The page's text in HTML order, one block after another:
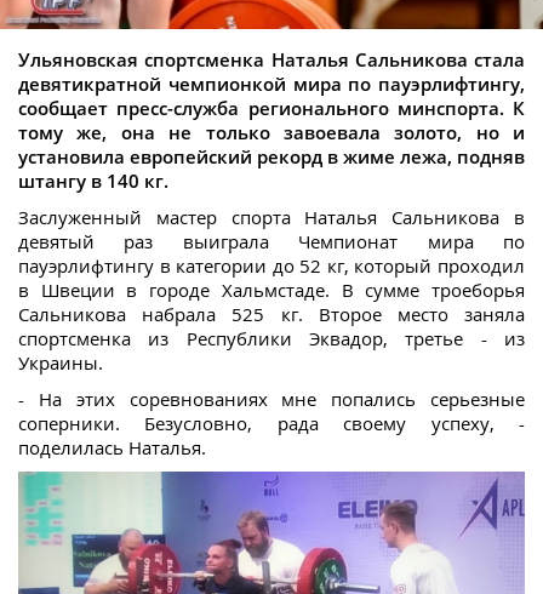
Ульяновская спортсменка Наталья Сальникова стала
девятикратной чемпионкой мира по пауэрлифтингу,
сообщает пресс-служба регионального минспорта. К
тому же, она не только завоевала золото, но и
установила европейский рекорд в жиме лежа, подняв
штангу в 140 кг.
Заслуженный мастер спорта Наталья Сальникова в
девятый раз выиграла Чемпионат мира по
пауэрлифтингу в категории до 52 кг, который проходил
в Швеции в городе Хальмстаде. В сумме троеборья
Сальникова набрала 525 кг. Второе место заняла
спортсменка из Республики Эквадор, третье - из
Украины.
- На этих соревнованиях мне попались серьезные
соперники. Безусловно, рада своему успеху, -
поделилась Наталья.